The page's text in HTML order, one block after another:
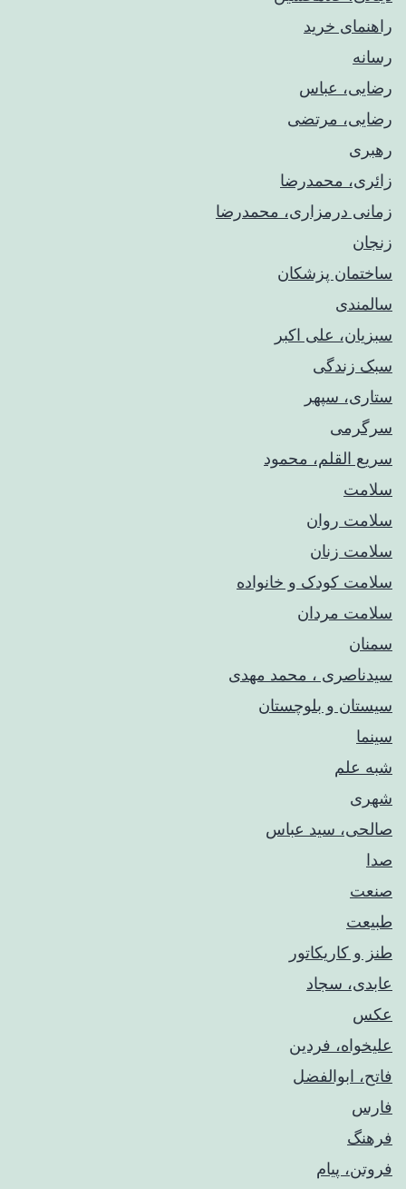
راهنمای خريد
رسانه
رضایی، عباس
رضایی، مرتضی
رهبری
زائری، محمدرضا
زمانی درمزاری، محمدرضا
زنجان
ساختمان پزشکان
سالمندی
سبزیان، علی اکبر
سبک زندگی
ستاری، سپهر
سرگرمی
سریع القلم، محمود
سلامت
سلامت روان
سلامت زنان
سلامت کودک‌ و خانواده
سلامت مردان
سمنان
سیدناصری ، محمد مهدی
سیستان و بلوچستان
سینما
شبه علم
شهری
صالحی، سید عباس
صدا
صنعت
طبیعت
طنز و کاریکاتور
عابدی، سجاد
عکس
علیخواه، فردین
فاتح، ابوالفضل
فارس
فرهنگ
فروتن، پیام